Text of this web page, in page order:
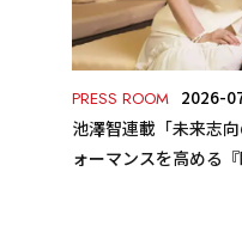
PRESS ROOM 2026-
池澤智連載「未来志
ォーマンスを高める『